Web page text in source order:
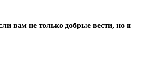
вам не только добрые вести, но и